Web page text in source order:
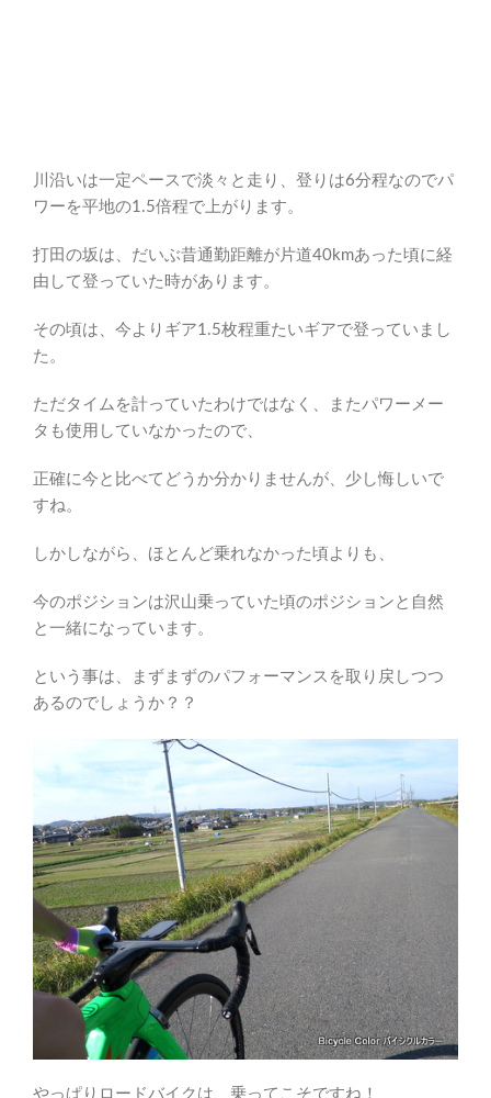
川沿いは一定ペースで淡々と走り、登りは6分程なのでパ
ワーを平地の1.5倍程で上がります。
打田の坂は、だいぶ昔通勤距離が片道40kmあった頃に経
由して登っていた時があります。
その頃は、今よりギア1.5枚程重たいギアで登っていまし
た。
ただタイムを計っていたわけではなく、またパワーメー
タも使用していなかったので、
正確に今と比べてどうか分かりませんが、少し悔しいで
すね。
しかしながら、ほとんど乗れなかった頃よりも、
今のポジションは沢山乗っていた頃のポジションと自然
と一緒になっています。
という事は、まずまずのパフォーマンスを取り戻しつつ
あるのでしょうか？？
やっぱりロードバイクは、乗ってこそですね！